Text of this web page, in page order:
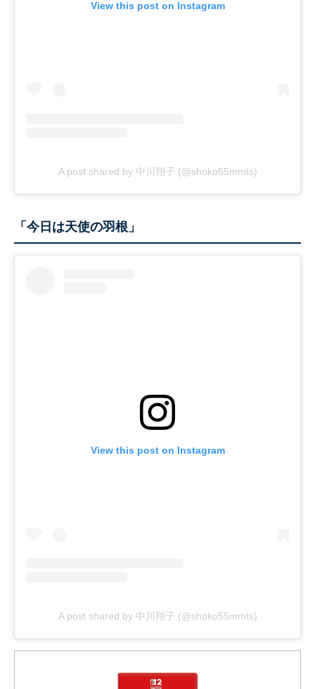
View this post on Instagram
A post shared by 中川翔子 (@shoko55mmts)
「今日は天使の羽根」
View this post on Instagram
A post shared by 中川翔子 (@shoko55mmts)